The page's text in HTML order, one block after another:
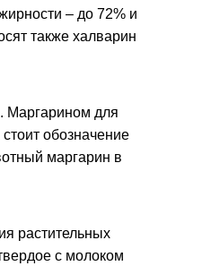
– до 72% и
также халварин
Маргарином для
обозначение
маргарин в
растительных
с молоком